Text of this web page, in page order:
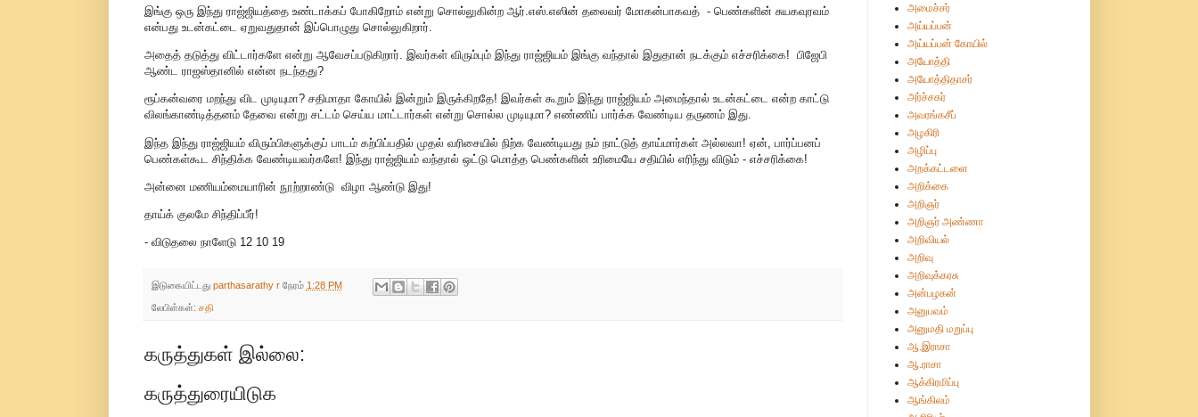
இங்கு ஒரு இந்து ராஜ்ஜியத்தை உண்டாக்கப் போகிறோம் என்று சொல்லுகின்ற ஆர்.எஸ்.எஸின் தலைவர் மோகன்பாகவத் - பெண்களின் சுயகவுரவம்
என்பது உடன்கட்டை ஏறுவதுதான் இப்பொழுது சொல்லுகிறார்.
அதைத் தடுத்து விட்டார்களே என்று ஆவேசப்படுகிறார். இவர்கள் விரும்பும் இந்து ராஜ்ஜியம் இங்கு வந்தால் இதுதான் நடக்கும் எச்சரிக்கை! பிஜேபி
ஆண்ட ராஜஸ்தானில் என்ன நடந்தது?
ரூப்கன்வரை மறந்து விட முடியுமா? சதிமாதா கோயில் இன்றும் இருக்கிறதே! இவர்கள் கூறும் இந்து ராஜ்ஜியம் அமைந்தால் உடன்கட்டை என்ற காட்டு
விலங்காண்டித்தனம் தேவை என்று சட்டம் செய்ய மாட்டார்கள் என்று சொல்ல முடியுமா? எண்ணிப் பார்க்க வேண்டிய தருணம் இது.
இந்த இந்து ராஜ்ஜியம் விரும்பிகளுக்குப் பாடம் கற்பிப்பதில் முதல் வரிசையில் நிற்க வேண்டியது நம் நாட்டுத் தாய்மார்கள் அல்லவா! ஏன், பார்ப்பனப்
பெண்கள்கூட சிந்திக்க வேண்டியவர்களே! இந்து ராஜ்ஜியம் வந்தால் ஒட்டு மொத்த பெண்களின் உரிமையே சதியில் எரிந்து விடும் - எச்சரிக்கை!
அன்னை மணியம்மையாரின் நூற்றாண்டு விழா ஆண்டு இது!
தாய்க் குலமே சிந்திப்பீர்!
- விடுதலை நாளேடு 12 10 19
இடுகையிட்டது parthasarathy r நேரம் 1:28 PM
லேபிள்கள்: சதி
கருத்துகள் இல்லை:
கருத்துரையிடுக
அமைச்சர்
அய்யப்பன்
அய்யப்பன் கோயில்
அயோத்தி
அயோத்திதாசர்
அர்ச்சகர்
அவரங்கசீப்
அழகிரி
அழிப்பு
அறக்கட்டளை
அறிக்கை
அறிஞர்
அறிஞர் அண்ணா
அறிவியல்
அறிவு
அறிவுக்கரசு
அன்பழகன்
அனுபவம்
அனுமதி மறுப்பு
ஆ.இராசா
ஆ.ராசா
ஆக்கிரமிப்பு
ஆங்கிலம்